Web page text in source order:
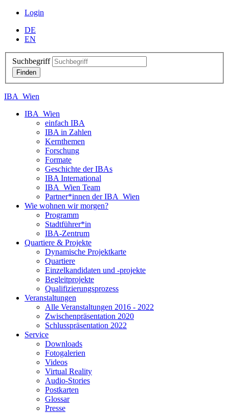
Login
DE
EN
Suchbegriff
IBA_Wien
IBA_Wien
einfach IBA
IBA in Zahlen
Kernthemen
Forschung
Formate
Geschichte der IBAs
IBA International
IBA_Wien Team
Partner*innen der IBA_Wien
Wie wohnen wir morgen?
Programm
Stadtführer*in
IBA-Zentrum
Quartiere & Projekte
Dynamische Projektkarte
Quartiere
Einzelkandidaten und -projekte
Begleitprojekte
Qualifizierungsprozess
Veranstaltungen
Alle Veranstaltungen 2016 - 2022
Zwischenpräsentation 2020
Schlusspräsentation 2022
Service
Downloads
Fotogalerien
Videos
Virtual Reality
Audio-Stories
Postkarten
Glossar
Presse